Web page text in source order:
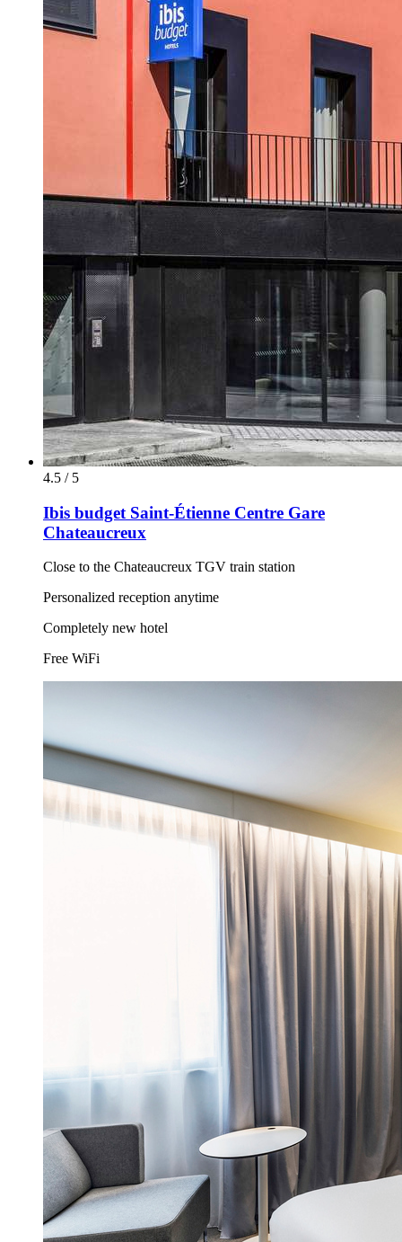
4.5 / 5
Ibis budget Saint-Étienne Centre Gare
Chateaucreux
Close to the Chateaucreux TGV train station
Personalized reception anytime
Completely new hotel
Free WiFi